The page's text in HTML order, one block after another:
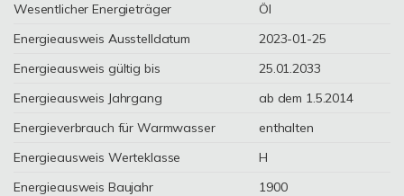
Wesentlicher Energieträger
Öl
Energieausweis Ausstelldatum
2023-01-25
Energieausweis gültig bis
25.01.2033
Energieausweis Jahrgang
ab dem 1.5.2014
Energieverbrauch für Warmwasser
enthalten
Energieausweis Werteklasse
H
Energieausweis Baujahr
1900